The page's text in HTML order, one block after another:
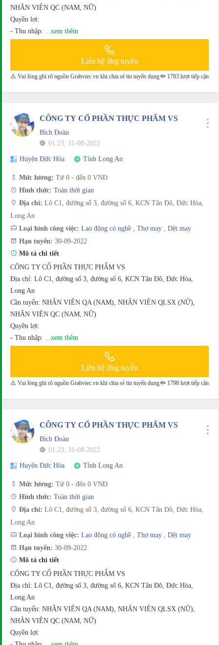
NHÂN VIÊN QC (NAM, NỮ)
Quyền lợi:
- Thu nhập:
...xem thêm
Liên hệ ứng tuyển
Vui lòng ghi rõ nguồn Grabviec.vn khi chia sẻ tin tuyển dụng 1783 lượt tiếp cận
CÔNG TY CỔ PHẦN THỰC PHẨM VS
Bích Đoàn
01:23, 31-08-2022
Huyện Đức Hòa Tỉnh Long An
Mức lương: Từ 0 - đến 0 VNĐ
Hình thức: Toàn thời gian
Địa chỉ: Lô C1, đường số 3, đường số 6, KCN Tân Đô, Đức Hòa,
Long An
Loại hình công việc: Lao động có nghề Thợ may
Dệt may
Hạn tuyển: 30-09-2022
Mô tả chi tiết
CÔNG TY CỔ PHẦN THỰC PHẨM VS
Địa chỉ: Lô C1, đường số 3, đường số 6, KCN Tân Đô, Đức Hòa,
Long An
Cần tuyển: NHÂN VIÊN QA (NAM), NHÂN VIÊN QLSX (NỮ),
NHÂN VIÊN QC (NAM, NỮ)
Quyền lợi:
- Thu nhập:
...xem thêm
Liên hệ ứng tuyển
Vui lòng ghi rõ nguồn Grabviec.vn khi chia sẻ tin tuyển dụng 1798 lượt tiếp cận
CÔNG TY CỔ PHẦN THỰC PHẨM VS
Bích Đoàn
01:23, 31-08-2022
Huyện Đức Hòa Tỉnh Long An
Mức lương: Từ 0 - đến 0 VNĐ
Hình thức: Toàn thời gian
Địa chỉ: Lô C1, đường số 3, đường số 6, KCN Tân Đô, Đức Hòa,
Long An
Loại hình công việc: Lao động có nghề Thợ may
Dệt may
Hạn tuyển: 30-09-2022
Mô tả chi tiết
CÔNG TY CỔ PHẦN THỰC PHẨM VS
Địa chỉ: Lô C1, đường số 3, đường số 6, KCN Tân Đô, Đức Hòa,
Long An
Cần tuyển: NHÂN VIÊN QA (NAM), NHÂN VIÊN QLSX (NỮ),
NHÂN VIÊN QC (NAM, NỮ)
Quyền lợi: